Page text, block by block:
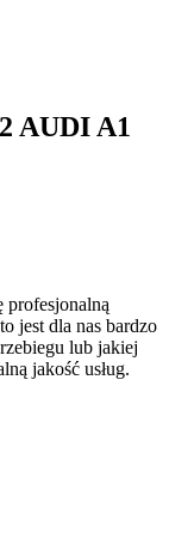
AUDI A1
profesjonalną
jest dla nas bardzo
lub jakiej
jakość usług.